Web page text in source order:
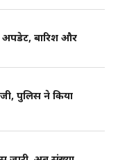
बारिश और
पुलिस ने किया